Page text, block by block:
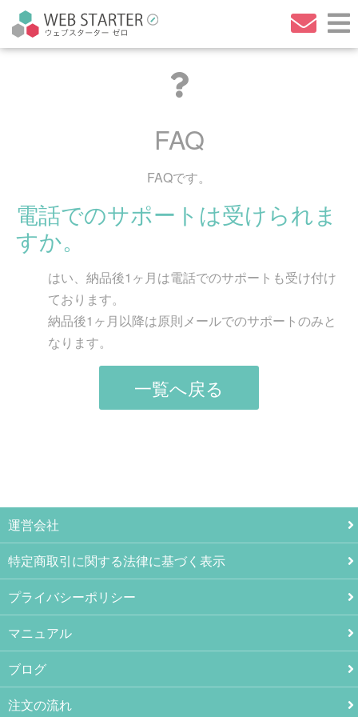
FAQ
FAQです。
電話でのサポートは受けられま
すか。
はい、納品後1ヶ月は電話でのサポートも受け付け
ております。
納品後1ヶ月以降は原則メールでのサポートのみと
なります。
一覧へ戻る
運営会社
特定商取引に関する法律に基づく表示
プライバシーポリシー
マニュアル
ブログ
注文の流れ